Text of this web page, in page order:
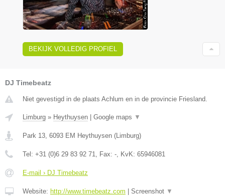
BEKIJK VOLLEDIG PROFIEL
DJ Timebeatz
Niet gevestigd in de plaats Achlum en in de provincie Friesland.
Limburg » Heythuysen Google maps ▼
Park 13, 6093 EM Heythuysen (Limburg)
Tel: +31 (0)6 29 83 92 71, Fax: -, KvK: 65946081
E-mail › DJ Timebeatz
Website: http://www.timebeatz.com Screenshot ▼